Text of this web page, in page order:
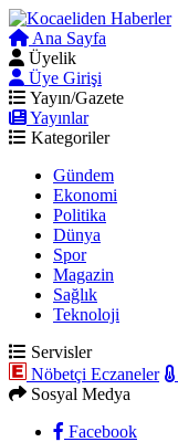
Ana Sayfa
Üyelik
Üye Girişi
Yayın/Gazete
Yayınlar
Kategoriler
Gündem
Ekonomi
Politika
Dünya
Spor
Magazin
Sağlık
Teknoloji
Servisler
Nöbetçi Eczaneler
Sosyal Medya
Facebook